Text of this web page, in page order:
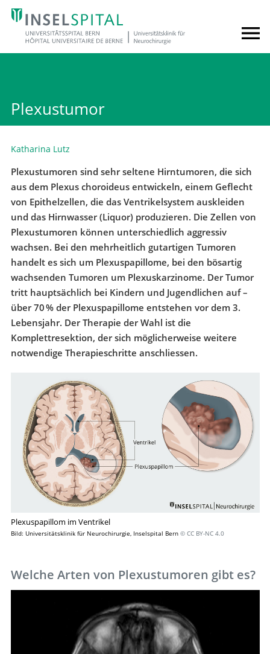
Plexustumor
Katharina Lutz
Plexustumoren sind sehr seltene Hirntumoren, die sich
aus dem Plexus choroideus entwickeln, einem Geflecht
von Epithelzellen, die das Ventrikelsystem auskleiden
und das Hirnwasser (Liquor) produzieren. Die Zellen von
Plexustumoren können unterschiedlich aggressiv
wachsen. Bei den mehrheitlich gutartigen Tumoren
handelt es sich um Plexuspapillome, bei den bösartig
wachsenden Tumoren um Plexuskarzinome. Der Tumor
tritt hauptsächlich bei Kindern und Jugendlichen auf –
über 70 % der Plexuspapillome entstehen vor dem 3.
Lebensjahr. Der Therapie der Wahl ist die
Komplettresektion, der sich möglicherweise weitere
notwendige Therapieschritte anschliessen.
Plexuspapillom im Ventrikel
Bild: Universitätsklinik für Neurochirurgie, Inselspital Bern © CC BY-NC 4.0
Welche Arten von Plexustumoren gibt es?